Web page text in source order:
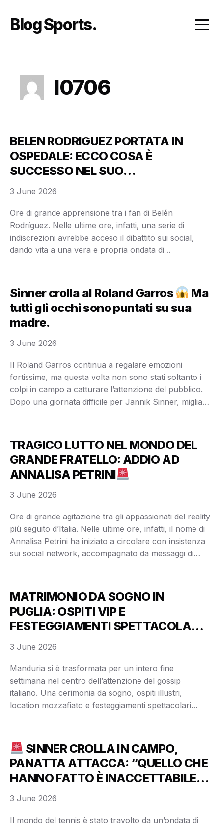
content
Blog Sports
l0706
BELEN RODRIGUEZ PORTATA IN
OSPEDALE: ECCO COSA È
SUCCESSO NEL SUO
APPARTAMENTO, FAN IN LACRIME!
Ore di grande apprensione tra i fan di Belén
Rodríguez. Nelle ultime ore, infatti, una serie di
indiscrezioni avrebbe acceso il dibattito sui social,
dando vita a una vera e propria ondata di
tutto sarebbe iniziato all’interno del suo
appartamento, dove un …
3 June 2026
Sinner crolla al Roland Garros
Ma
tutti gli occhi sono puntati su sua
madre.
Il Roland Garros continua a regalare emozioni
fortissime, ma questa volta non sono stati soltanto i
colpi in campo a catturare l’attenzione del pubblico.
Dopo una giornata difficile per Jannik Sinner, migliaia
campione italiano, tra i favoriti del torneo, si è …
3 June 2026
TRAGICO LUTTO NEL MONDO DEL
GRANDE FRATELLO: ADDIO AD
ANNALISA PETRINI
Ore di grande agitazione tra gli appassionati del reality
più seguito d’Italia. Nelle ultime ore, infatti, il nome di
Annalisa Petrini ha iniziato a circolare con insistenza
sui social network, accompagnato da messaggi di
online, generando una forte ondata emotiva …
3 June 2026
MATRIMONIO DA SOGNO IN
PUGLIA: OSPITI VIP E
FESTEGGIAMENTI SPETTACOLARI
A MANDURIA
Manduria si è trasformata per un intero fine
settimana nel centro dell’attenzione del gossip
italiano. Una cerimonia da sogno, ospiti illustri,
location mozzafiato e festeggiamenti spettacolari
prime ore della giornata, l’atmosfera nella cittadina
pugliese era quella delle …
3 June 2026
SINNER CROLLA IN CAMPO,
PANATTA ATTACCA: “QUELLO CHE
HANNO FATTO È INACCETTABILE!”
Il mondo del tennis è stato travolto da un’ondata di
3 June 2026